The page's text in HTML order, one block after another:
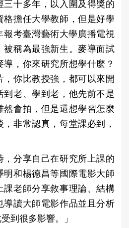
三十多年，以入圍及得獎的
格擔任大學教師，但是好學
報考臺灣藝術大學廣播電視
被稱為最強新生。麥導面試
，你來研究所想學什麼？
，你比教授強，都可以來開
到老、學到老，他先前不是
然會拍，但是還想學習怎麼
非常認真，每堂課必到，
，分享自己在研究所上課的
明和楊德昌等國際電影大師
課老師分享敘事理論、結構
導讀大師電影作品並且分析
到很多影響。」